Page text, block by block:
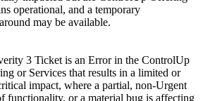
operational, and a temporary
may be available.
3 Ticket is an Error in the ControlUp
or Services that results in a limited or
impact, where a partial, non-Urgent
functionality, or a material bug is affecting